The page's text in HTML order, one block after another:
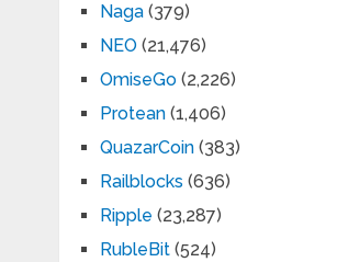
Naga(379)
NEO (21,476)
OmiseGo(2,226)
Protean(1,406)
QuazarCoin(383)
Railblocks (636)
Ripple (23,287)
RubleBit(524)